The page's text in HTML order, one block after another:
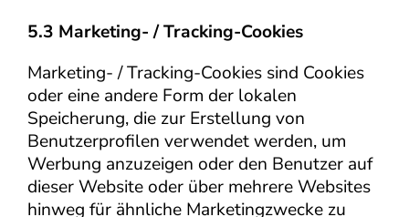
5.3 Marketing- / Tracking-Cookies
Marketing- / Tracking-Cookies sind Cookies
oder eine andere Form der lokalen
Speicherung, die zur Erstellung von
Benutzerprofilen verwendet werden, um
Werbung anzuzeigen oder den Benutzer auf
dieser Website oder über mehrere Websites
hinweg für ähnliche Marketingzwecke zu